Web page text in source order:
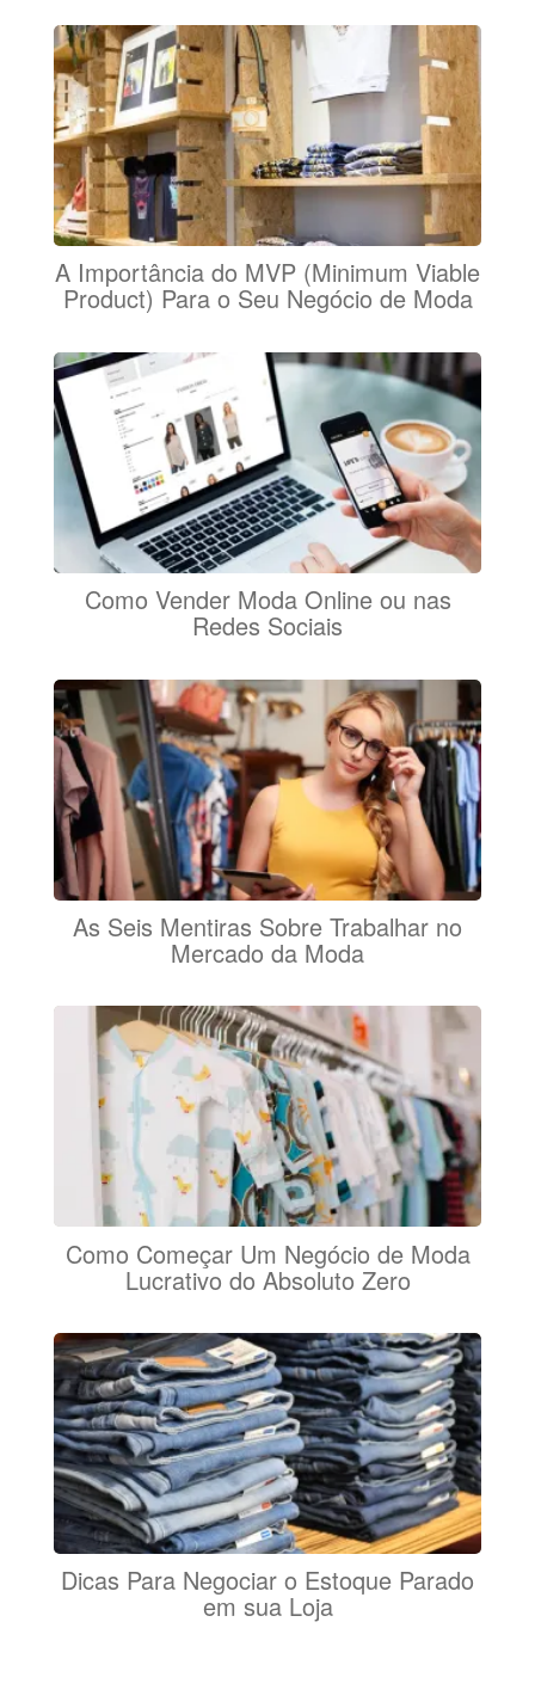
A Importância do MVP (Minimum Viable
Product) Para o Seu Negócio de Moda
Como Vender Moda Online ou nas
Redes Sociais
As Seis Mentiras Sobre Trabalhar no
Mercado da Moda
Como Começar Um Negócio de Moda
Lucrativo do Absoluto Zero
Dicas Para Negociar o Estoque Parado
em sua Loja